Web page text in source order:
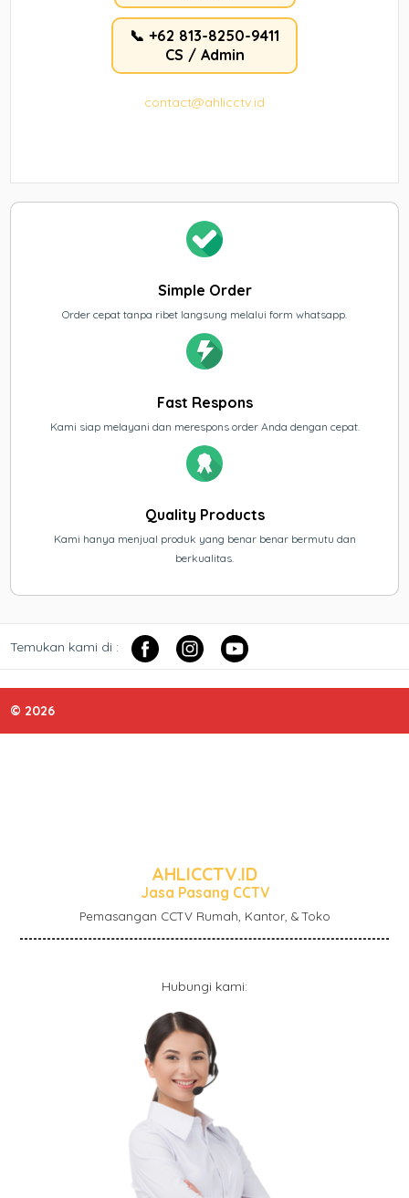
📞 +62 813-8250-9411
CS / Admin
contact@ahlicctv.id
Simple Order
Order cepat tanpa ribet langsung melalui form whatsapp.
Fast Respons
Kami siap melayani dan merespons order Anda dengan cepat.
Quality Products
Kami hanya menjual produk yang benar benar bermutu dan
berkualitas.
Temukan kami di :
© 2026
AHLICCTV.ID
Jasa Pasang CCTV
Pemasangan CCTV Rumah, Kantor, & Toko
Hubungi kami: